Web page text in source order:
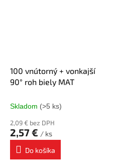
100 vnútorný + vonkajší
90° roh biely MAT
Skladom (>5 ks)
2,09 € bez DPH
2,57 € / ks
Do košíka